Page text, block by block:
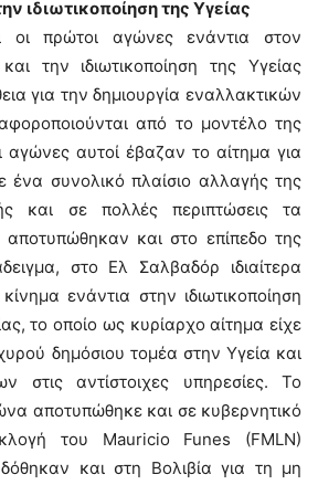
ιδιωτικοποίηση της Υγείας
οι πρώτοι αγώνες ενάντια στον
την ιδιωτικοποίηση της Υγείας
για την δημιουργία εναλλακτικών
από το μοντέλο της
αγώνες αυτοί έβαζαν το αίτημα για
ένα συνολικό πλαίσιο αλλαγής της
και σε πολλές περιπτώσεις τα
και στο επίπεδο της
στο Ελ Σαλβαδόρ ιδιαίτερα
ενάντια στην ιδιωτικοποίηση
το οποίο ως κυρίαρχο αίτημα είχε
δημόσιου τομέα στην Υγεία και
στις αντίστοιχες υπηρεσίες. Το
αποτυπώθηκε και σε κυβερνητικό
του Mauricio Funes (FMLN)
και στη Βολιβία για τη μη